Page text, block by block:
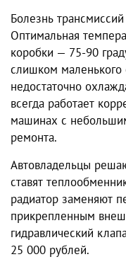
Болезнь
Оптимальная
коробки — 75-90
слишком
недостаточно
всегда работает
машинах с
ремонта.
Автовладельцы
ставят
радиатор заменяют
прикрепленным
гидравлический
25 000 рублей.